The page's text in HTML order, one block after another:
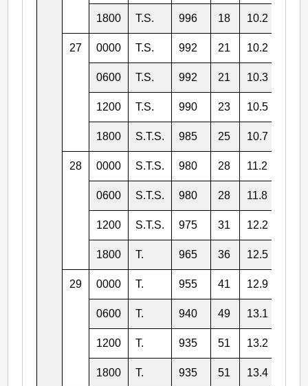
1800 T.S. 996 18 10.2
27 0000 T.S. 992 21 10.2
0600 T.S. 992 21 10.3
1200 T.S. 990 23 10.5
1800 S.T.S. 985 25 10.7
28 0000 S.T.S. 980 28 11.2
0600 S.T.S. 980 28 11.8
1200 S.T.S. 975 31 12.2
1800 T. 965 36 12.5
29 0000 T. 955 41 12.9
0600 T. 940 49 13.1
1200 T. 935 51 13.2
1800 T. 935 51 13.4